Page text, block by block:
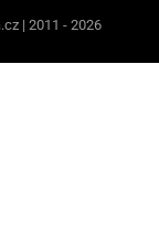
| 2011 - 2026